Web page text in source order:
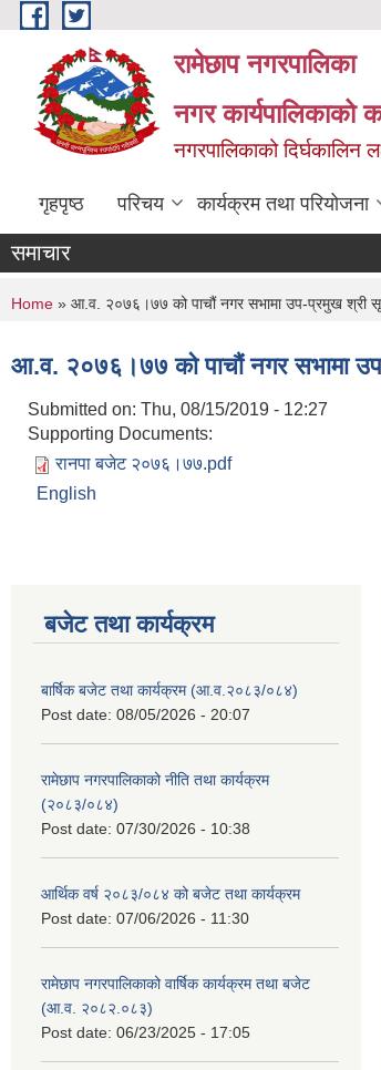
Skip to main content
रामेछाप नगरपालिका
नगर कार्यपालिकाको
नगरपालिकाको दिर्घकालिन
गृहपृष्ठ परिचय कार्यक्रम तथा परियोजना
समाचार
You are here
Home » आ.व. २०७६।७७ को पाचौं नगर सभामा उप-प्रमुख श्री
आ.व. २०७६।७७ को पाचौं नगर सभामा
Submitted on: Thu, 08/15/2019 - 12:27
Supporting Documents:
रानपा बजेट २०७६।७७.pdf
English
बजेट तथा कार्यक्रम
बार्षिक बजेट तथा कार्यक्रम (आ.व.२०८३/०८४)
Post date: 08/05/2026 - 20:07
रामेछाप नगरपालिकाको नीति तथा कार्यक्रम
(२०८३/०८४)
Post date: 07/30/2026 - 10:38
आर्थिक वर्ष २०८३/०८४ को बजेट तथा कार्यक्रम
Post date: 07/06/2026 - 11:30
रामेछाप नगरपालिकाको वार्षिक कार्यक्रम तथा बजेट
(आ.व. २०८२.०८३)
Post date: 06/23/2025 - 17:05